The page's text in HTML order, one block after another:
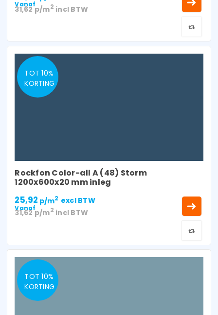
Vanaf
31,62p/m2 incl BTW
TOT 10%
KORTING
Rockfon Color-all A (48) Storm
1200x600x20 mm inleg
Vanaf
25,92 p/m2 excl BTW
31,62p/m2 incl BTW
TOT 10%
KORTING